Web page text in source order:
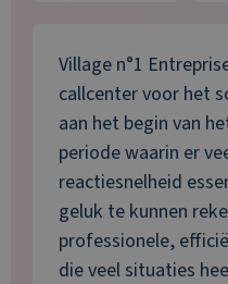
Village n°1
callcenter voor het
aan het begin van
periode waarin er
reactiesnelheid
geluk te kunnen
professionele,
die veel situaties